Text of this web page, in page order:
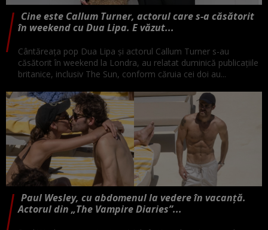
Cine este Callum Turner, actorul care s-a căsătorit
în weekend cu Dua Lipa. E văzut...
Cântăreaţa pop Dua Lipa şi actorul Callum Turner s-au
căsătorit în weekend la Londra, au relatat duminică publicaţiile
britanice, inclusiv The Sun, conform căruia cei doi au...
Paul Wesley, cu abdomenul la vedere în vacanță.
Actorul din „The Vampire Diaries”...